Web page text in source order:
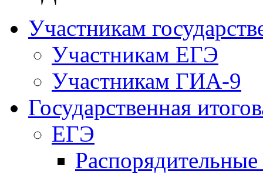
Участникам
Участникам ЕГЭ
Участникам ГИА-9
Государственная
ЕГЭ